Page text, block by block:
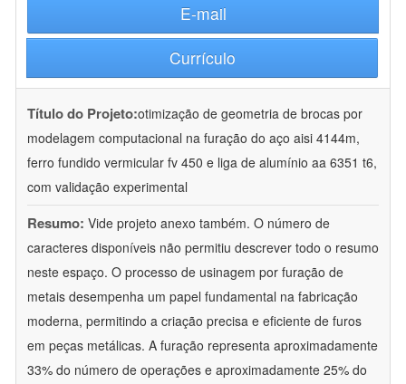
E-mail
Currículo
Título do Projeto:otimização de geometria de brocas por
modelagem computacional na furação do aço aisi 4144m,
ferro fundido vermicular fv 450 e liga de alumínio aa 6351 t6,
com validação experimental
Resumo: Vide projeto anexo também. O número de
caracteres disponíveis não permitiu descrever todo o resumo
neste espaço. O processo de usinagem por furação de
metais desempenha um papel fundamental na fabricação
moderna, permitindo a criação precisa e eficiente de furos
em peças metálicas. A furação representa aproximadamente
33% do número de operações e aproximadamente 25% do